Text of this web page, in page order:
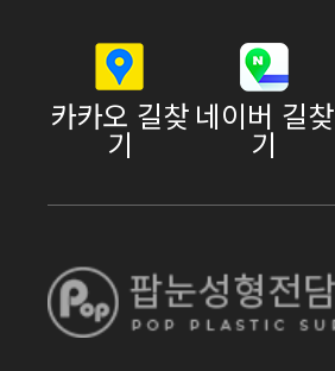
카카오 길찾
기
네이버 길찾
기